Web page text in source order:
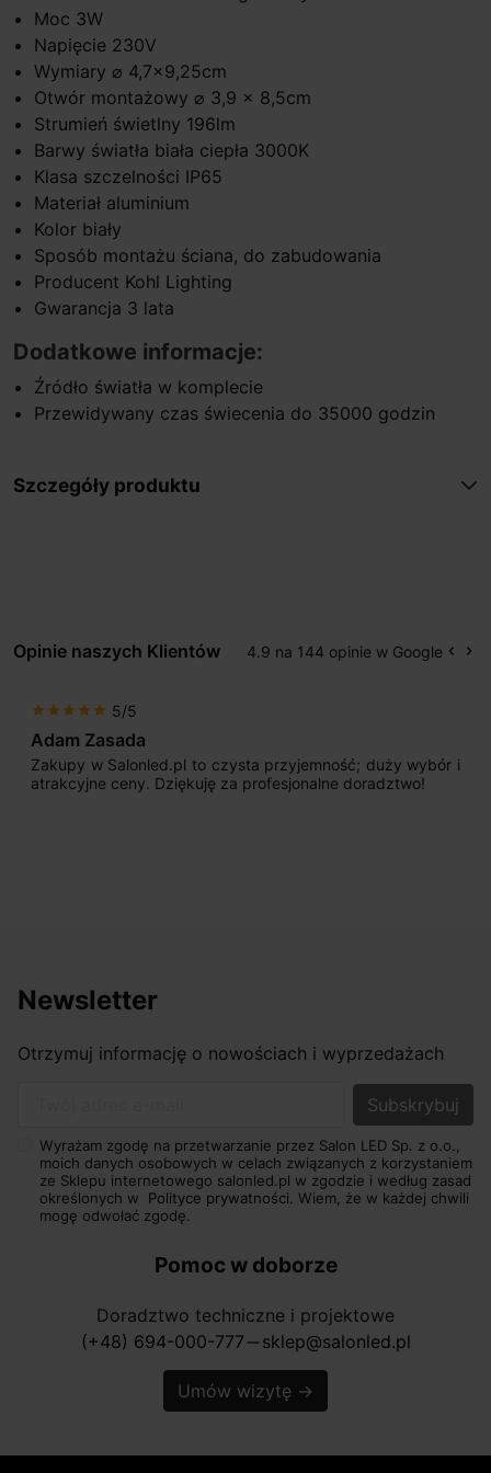
Moc 3W
Napięcie 230V
Wymiary ⌀ 4,7x9,25cm
Otwór montażowy ⌀ 3,9 x 8,5cm
Strumień świetlny 196lm
Barwy światła biała ciepła 3000K
Klasa szczelności IP65
Materiał aluminium
Kolor biały
Sposób montażu ściana, do zabudowania
Producent Kohl Lighting
Gwarancja 3 lata
Dodatkowe informacje:
Źródło światła w komplecie
Przewidywany czas świecenia do 35000 godzin
Szczegóły produktu
Opinie naszych Klientów 4.9 na 144 opinie w Google keyboard_arrow_left keyboard_arrow_right
star star star star star 5/5
Adam Zasada
Zakupy w Salonled.pl to czysta przyjemność; duży wybór i
atrakcyjne ceny. Dziękuję za profesjonalne doradztwo!
Newsletter
Otrzymuj informację o nowościach i wyprzedażach
Wyrażam zgodę na przetwarzanie przez Salon LED Sp. z o.o.,
moich danych osobowych w celach związanych z korzystaniem
ze Sklepu internetowego salonled.pl w zgodzie i według zasad
określonych w Polityce prywatności. Wiem, że w każdej chwili
mogę odwołać zgodę.
Pomoc w doborze
Doradztwo techniczne i projektowe
(+48) 694-000-777 horizontal_rule sklep@salonled.pl
Umów wizytę →